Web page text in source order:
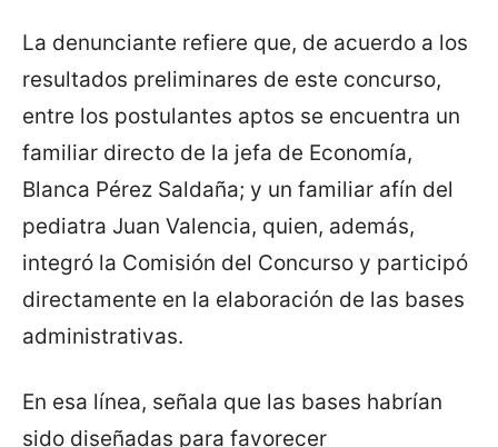
La denunciante refiere que, de acuerdo a los
resultados preliminares de este concurso,
entre los postulantes aptos se encuentra un
familiar directo de la jefa de Economía,
Blanca Pérez Saldaña; y un familiar afín del
pediatra Juan Valencia, quien, además,
integró la Comisión del Concurso y participó
directamente en la elaboración de las bases
administrativas.
En esa línea, señala que las bases habrían
sido diseñadas para favorecer